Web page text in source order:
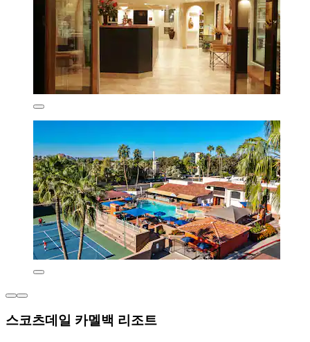
스코츠데일 카멜백 리조트